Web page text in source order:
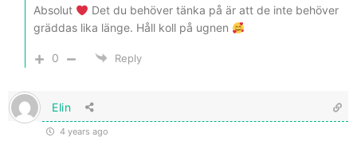
Absolut
Det du behöver tänka på är att de inte behöver
gräddas lika länge. Håll koll på ugnen
0 Reply
Elin
4 years ago